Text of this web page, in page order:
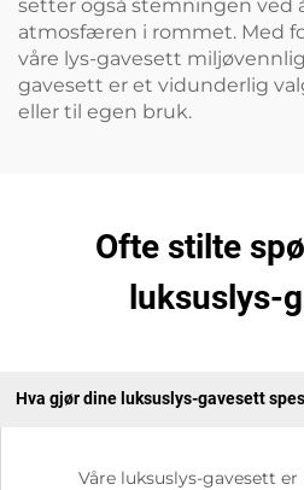
setter også stemningen ved
atmosfæren i rommet. Med
våre lys-gavesett
gavesett er et vidunderlig
eller til egen bruk.
Ofte stilte
luksuslys-
Hva gjør dine luksuslys-gavesett
Våre luksuslys-gavesett